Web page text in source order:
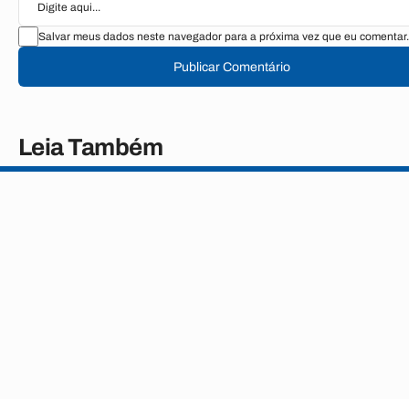
Salvar meus dados neste navegador para a próxima vez que eu comentar.
Publicar Comentário
Leia Também